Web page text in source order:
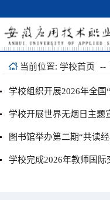
当前位置: 学校首页 --
学校开展世界无烟日主题
图书馆举办第二期“共读
学校完成2026年教师国际